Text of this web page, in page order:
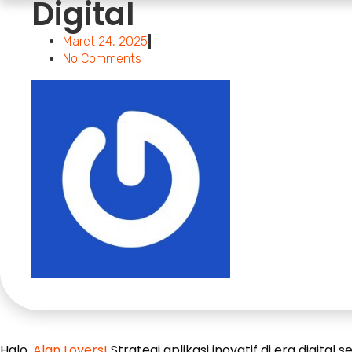
Digital
Maret 24, 2025
No Comments